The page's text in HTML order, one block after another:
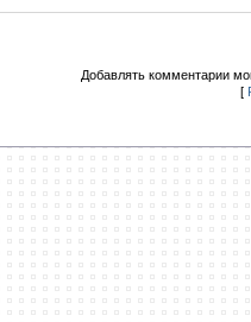
Добавлять комментарии
[